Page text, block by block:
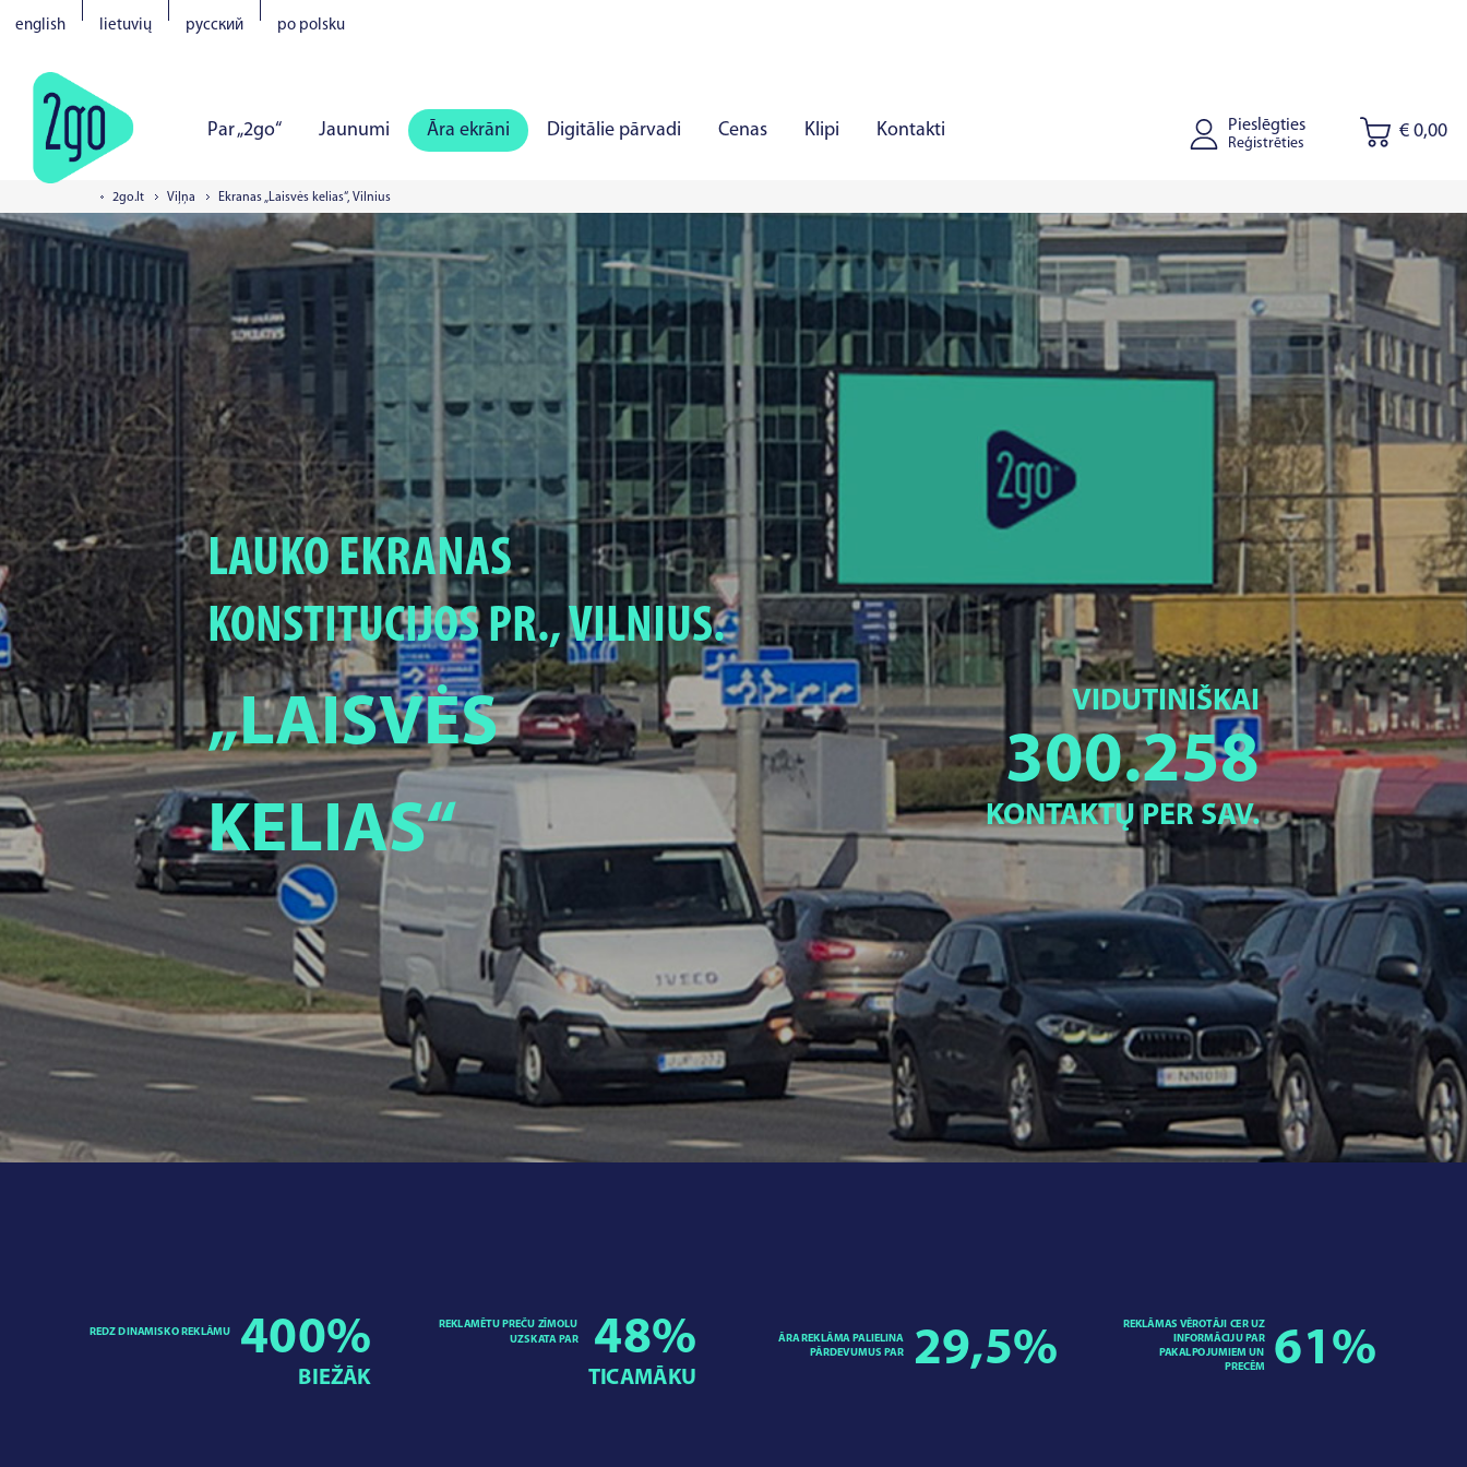
english lietuvių русский po polsku
Par „2go“ Jaunumi Āra ekrāni Digitālie pārvadi Cenas Klipi Kontakti Pieslēgties
Reģistrēties
€ 0,00
Viļņa Kauņa Klaipēda
Pērnavā Narvā Kuresārē Vīlandē Rakverē
2go.lt Viļņa Ekranas „Laisvės kelias“, Vilnius
LAUKO EKRANAS
KONSTITUCIJOS PR., VILNIUS.
„LAISVĖS
KELIAS“
VIDUTINIŠKAI
300.258
KONTAKTŲ PER SAV.
REDZ DINAMISKO REKLĀMU 400%
BIEŽĀK
REKLAMĒTU PREČU ZĪMOLU
UZSKATA PAR 48%
TICAMĀKU
ĀRA REKLĀMA PALIELINA
PĀRDEVUMUS PAR
29,5%
REKLĀMAS VĒROTĀJI CER UZ
INFORMĀCIJU PAR
PAKALPOJUMIEM UN
PRECĒM 61%